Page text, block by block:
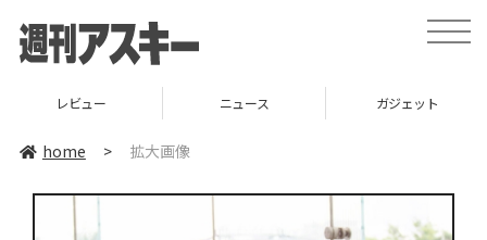
toggle
レビュー ニュース ガジェット
home > 拡大画像